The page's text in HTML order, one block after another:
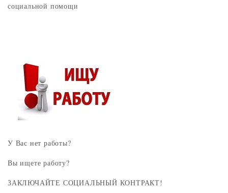
социальной помощи
У Вас нет работы?
Вы ищете работу?
ЗАКЛЮЧАЙТЕ СОЦИАЛЬНЫЙ КОНТРАКТ!